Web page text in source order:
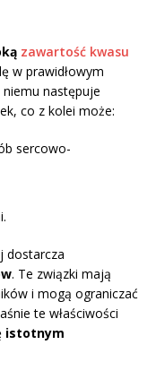
zawartość kwasu
w prawidłowym
niemu następuje
co z kolei może:
sercowo-
dostarcza
. Te związki mają
i mogą ograniczać
te właściwości
istotnym